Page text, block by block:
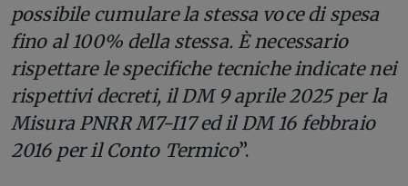
possibile cumulare la stessa voce di spesa
fino al 100% della stessa. È necessario
rispettare le specifiche tecniche indicate nei
rispettivi decreti, il DM 9 aprile 2025 per la
Misura PNRR M7-I17 ed il DM 16 febbraio
2016 per il Conto Termico”.